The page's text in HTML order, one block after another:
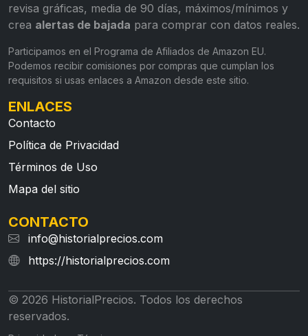
revisa gráficas, media de 90 días, máximos/mínimos y
crea alertas de bajada para comprar con datos reales.
Participamos en el Programa de Afiliados de Amazon EU.
Podemos recibir comisiones por compras que cumplan los
requisitos si usas enlaces a Amazon desde este sitio.
ENLACES
Contacto
Política de Privacidad
Términos de Uso
Mapa del sitio
CONTACTO
info@historialprecios.com
https://historialprecios.com
© 2026 HistorialPrecios. Todos los derechos
reservados.